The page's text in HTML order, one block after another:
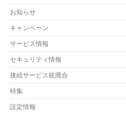
お知らせ
キャンペーン
サービス情報
セキュリティ情報
接続サービス統廃合
特集
設定情報